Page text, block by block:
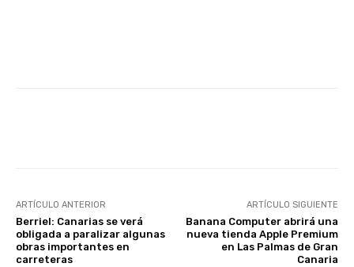
ARTÍCULO ANTERIOR
Berriel: Canarias se verá
obligada a paralizar algunas
obras importantes en
carreteras
ARTÍCULO SIGUIENTE
Banana Computer abrirá una
nueva tienda Apple Premium
en Las Palmas de Gran
Canaria